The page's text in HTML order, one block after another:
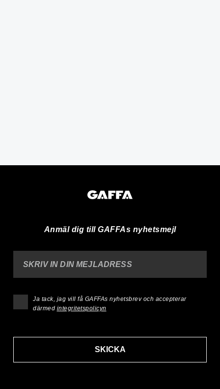
Anmäl dig till GAFFAs nyhetsmejl
SKRIV IN DIN MEJLADRESS
SKICKA
Ja tack, jag vill få GAFFAs nyhetsbrev och accepterar
därmed integritetspolicyn